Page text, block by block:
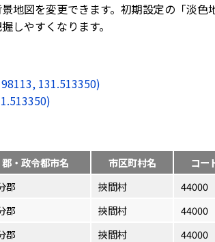
地図を変更できます。初期設定の「淡
しやすくなります。
131.513350)
郡・政令都市名 市区町村名 コー
郡 挾間村 44000
郡 挾間村 44000
郡 挾間村 44000